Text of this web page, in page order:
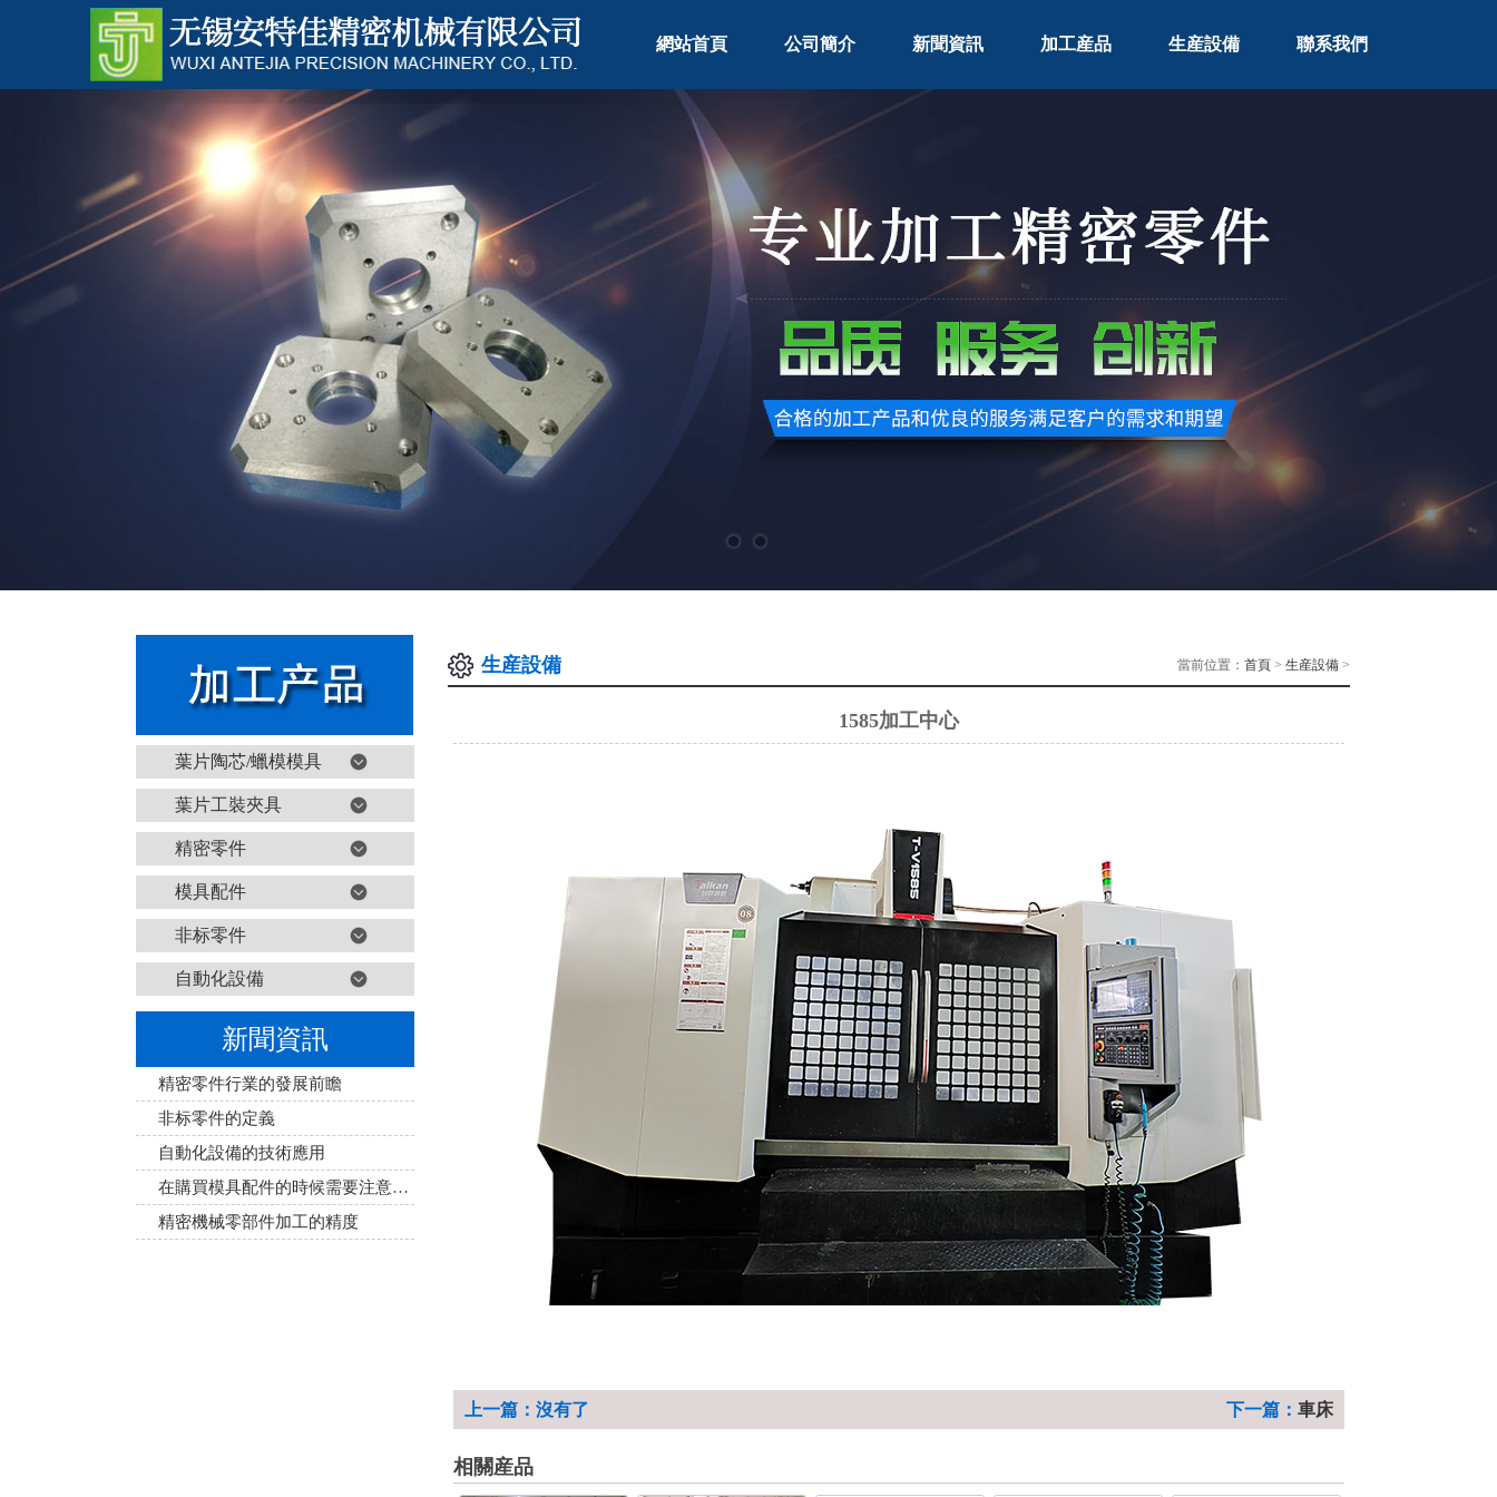
網站首頁 公司簡介 新聞資訊 加工産品 生産設備 聯系我們
葉片陶芯/蠟模模具
葉片工裝夾具
精密零件
模具配件
非标零件
自動化設備
新聞資訊
精密零件行業的發展前瞻
非标零件的定義
自動化設備的技術應用
在購買模具配件的時候需要注意事項
精密機械零部件加工的精度
生産設備 當前位置： 首頁 > 生産設備 >
1585加工中心
上一篇：沒有了 下一篇： 車床
相關産品